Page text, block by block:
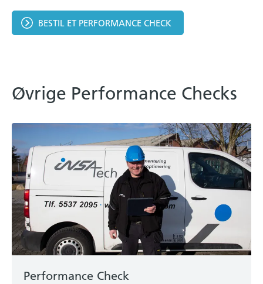
BESTIL ET PERFORMANCE CHECK
Øvrige Performance Checks
Performance Check